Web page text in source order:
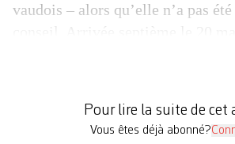
vaudois – alors qu’elle n’a pas
Michaël Buffat (UDC). […]
Pour lire la suite de cet
Vous êtes déjà abonné?